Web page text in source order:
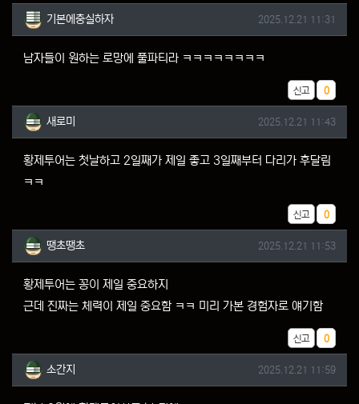
기본에충실하자님의 댓글
기본에충실하자 작성일
2025.12.21 11:31
남자들이 원하는 로망에 풀파티라 ㅋㅋㅋㅋㅋㅋㅋㅋ
신고 추천
0
새로미님의 댓글
새로미 작성일
2025.12.21 11:43
황제투어는 첫날하고 2일째가 제일 좋고 3일째부터 다리가 후달림
ㅋㅋ
신고 추천
0
땡초땡초님의 댓글
땡초땡초 작성일
2025.12.21 11:53
황제투어는 꽁이 제일 중요하지
근데 진짜는 체력이 제일 중요함 ㅋㅋ 미리 가본 경험자로 얘기함
신고 추천
0
소간지님의 댓글
소간지 작성일
2025.12.21 11:59